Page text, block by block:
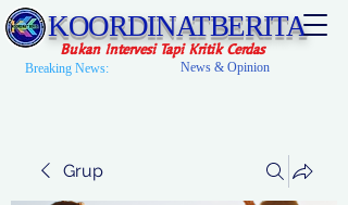
KOORDINATBERITA
Bukan Intervesi Tapi Kritik Cerdas
Breaking News: News & Opinion
Grup